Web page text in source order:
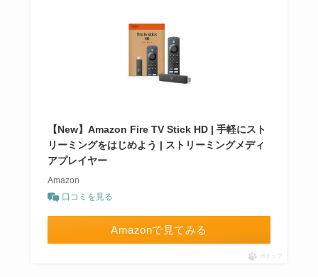
【New】Amazon Fire TV Stick HD | 手軽にスト
リーミングをはじめよう | ストリーミングメディ
アプレイヤー
Amazon
口コミを見る
Amazonで見てみる
ポチップ